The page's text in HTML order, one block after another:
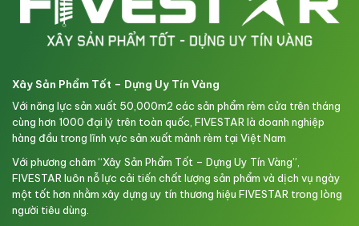
Xây Sản Phẩm Tốt – Dựng Uy Tín Vàng
Với năng lực sản xuất 50,000m2 các sản phẩm rèm cửa trên tháng
cùng hơn 1000 đại lý trên toàn quốc, FIVESTAR là doanh nghiệp
hàng đầu trong lĩnh vực sản xuất mành rèm tại Việt Nam
Với phương châm “Xây Sản Phẩm Tốt – Dựng Uy Tín Vàng”,
FIVESTAR luôn nỗ lực cải tiến chất lượng sản phẩm và dịch vụ ngày
một tốt hơn nhằm xây dựng uy tín thương hiệu FIVESTAR trong lòng
người tiêu dùng.